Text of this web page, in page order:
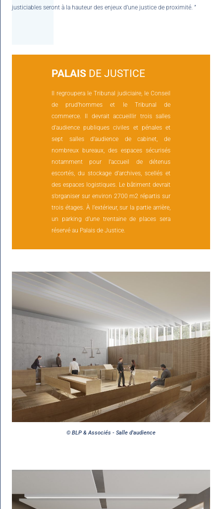
justiciables seront à la hauteur des enjeux d’une justice de proximité. ”
PALAISDE JUSTICE
Il regroupera le Tribunal judiciaire, le Conseil
de prud’hommes et le Tribunal de
commerce. Il devrait accueillir trois salles
d’audience publiques civiles et pénales et
sept salles d’audience de cabinet, de
nombreux bureaux, des espaces sécurisés
notamment pour l’accueil de détenus
escortés, du stockage d’archives, scellés et
des espaces logistiques. Le bâtiment devrait
s’organiser sur environ 2700 m2 répartis sur
trois étages. À l’extérieur, sur la partie arrière,
un parking d’une trentaine de places sera
réservé au Palais de Justice.
© BLP & Associés - Salle d'audience